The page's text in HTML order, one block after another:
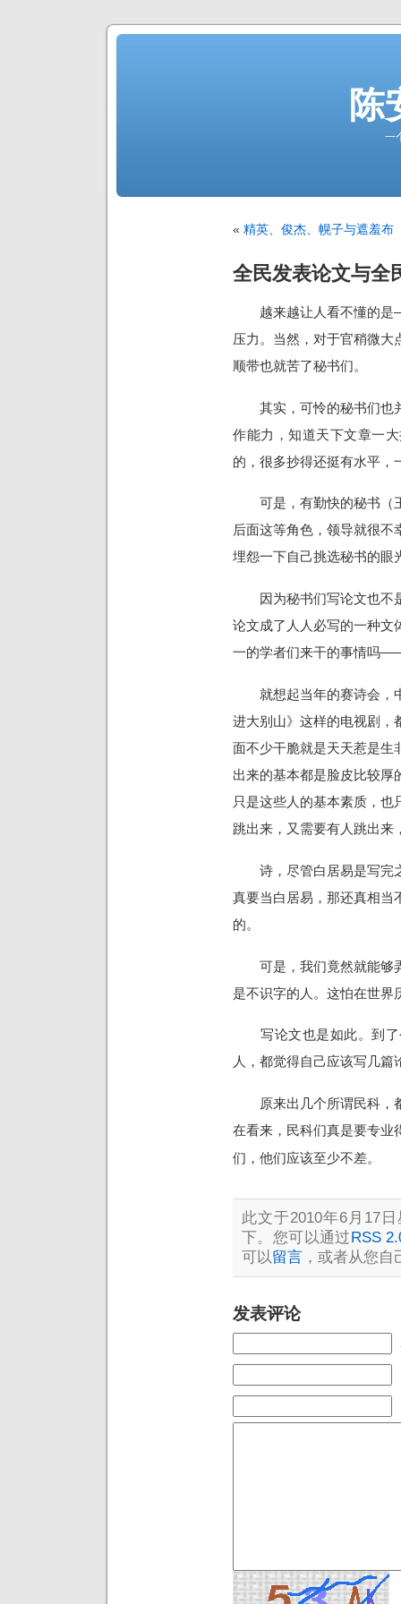
陈
一
« 精英、俊杰、幌子与遮羞布
全民发表论文与全
越来越让人看不懂的是
压力。当然，对于官稍微大
顺带也就苦了秘书们。
其实，可怜的秘书们也
作能力，知道天下文章一
的，很多抄得还挺有水平，
可是，有勤快的秘书（
后面这等角色，领导就很不
埋怨一下自己挑选秘书的眼
因为秘书们写论文也不
论文成了人人必写的一种文
一的学者们来干的事情吗
就想起当年的赛诗会，
进大别山》这样的电视剧，
面不少干脆就是天天惹是生
出来的基本都是脸皮比较厚
只是这些人的基本素质，也
跳出来，又需要有人跳出来
诗，尽管白居易是写完
真要当白居易，那还真相
的。
可是，我们竟然就能够
是不识字的人。这怕在世界
写论文也是如此。到了
人，都觉得自己应该写几篇
原来出几个所谓民科，
在看来，民科们真是要专业
们，他们应该至少不差。
此文于2010年6月17
下。您可以通过 RSS
可以留言 ，或者从您自
发表评论